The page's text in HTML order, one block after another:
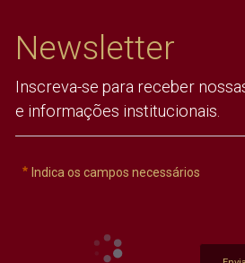
Newsletter
Inscreva-se para receber
e informações institucionais.
Indica os campos necessários